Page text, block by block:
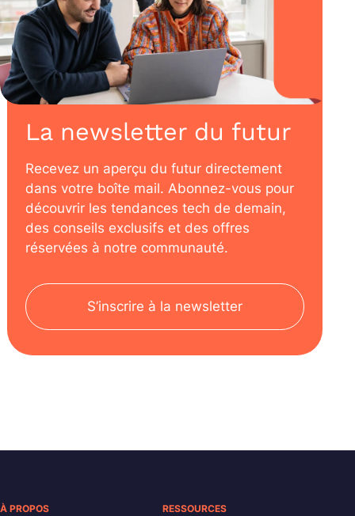
La newsletter du futur
Recevez un aperçu du futur directement
dans votre boîte mail. Abonnez-vous pour
découvrir les tendances tech de demain,
des conseils exclusifs et des offres
réservées à notre communauté.
S’inscrire à la newsletter
À PROPOS RESSOURCES